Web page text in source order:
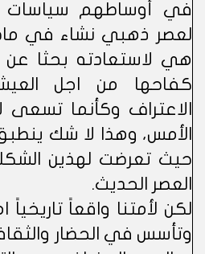
في أوساطهم سياسات
لعصر ذهبي نشاء في
هي لاستعادته بحثا
كفاحها من اجل
الاعتراف وكأنما تسعى
الأمس، وهذا لا شك
حيث تعرضت لهذين
العصر الحديث.
لكن لأمتنا واقعاً
وتأسس في الحضار